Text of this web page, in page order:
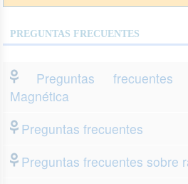
PREGUNTAS FRECUENTES
Preguntas frecuentes
Magnética
Preguntas frecuentes
Preguntas frecuentes sobre